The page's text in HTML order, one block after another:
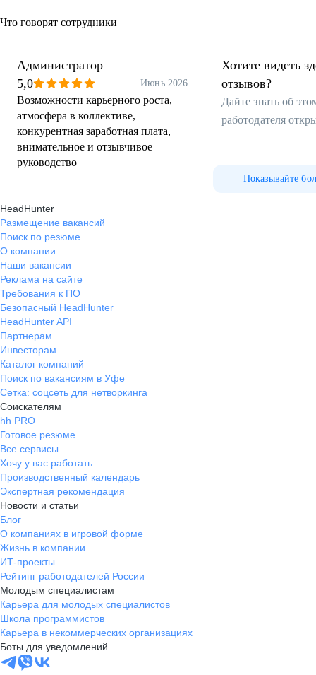
Что говорят сотрудники
Администратор
5,0
Июнь 2026
Возможности карьерного роста,
атмосфера в коллективе,
конкурентная заработная плата,
внимательное и отзывчивое
руководство
Хотите видеть
отзывов?
Дайте знать об
работодателя
Показывайте
HeadHunter
Размещение вакансий
Поиск по резюме
О компании
Наши вакансии
Реклама на сайте
Требования к ПО
Безопасный HeadHunter
HeadHunter API
Партнерам
Инвесторам
Каталог компаний
Поиск по вакансиям в Уфе
Сетка: соцсеть для нетворкинга
Соискателям
hh PRO
Готовое резюме
Все сервисы
Хочу у вас работать
Производственный календарь
Экспертная рекомендация
Новости и статьи
Блог
О компаниях в игровой форме
Жизнь в компании
ИТ-проекты
Рейтинг работодателей России
Молодым специалистам
Карьера для молодых специалистов
Школа программистов
Карьера в некоммерческих организациях
Боты для уведомлений